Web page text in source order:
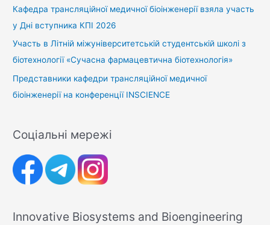
Кафедра трансляційної медичної біоінженерії взяла участь
у Дні вступника КПІ 2026
Участь в Літній міжуніверситетській студентській школі з
біотехнології «Сучасна фармацевтична біотехнологія»
Представники кафедри трансляційної медичної
біоінженерії на конференції INSCIENCE
Соціальні мережі
Innovative Biosystems and Bioengineering